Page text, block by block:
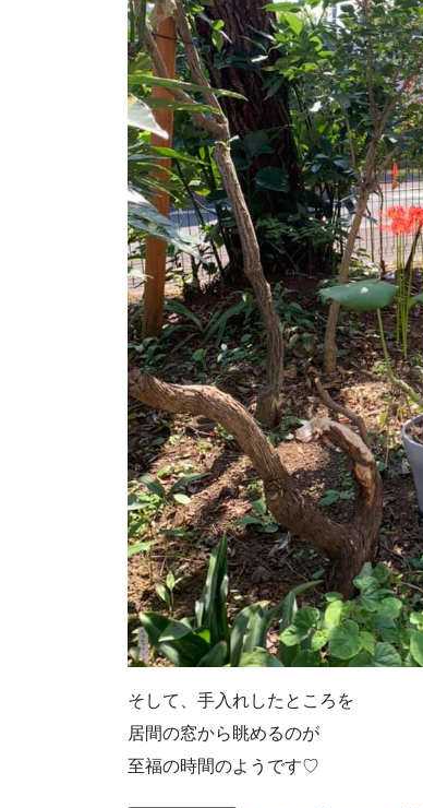
そして、手入れしたところを
居間の窓から眺めるのが
至福の時間のようです♡